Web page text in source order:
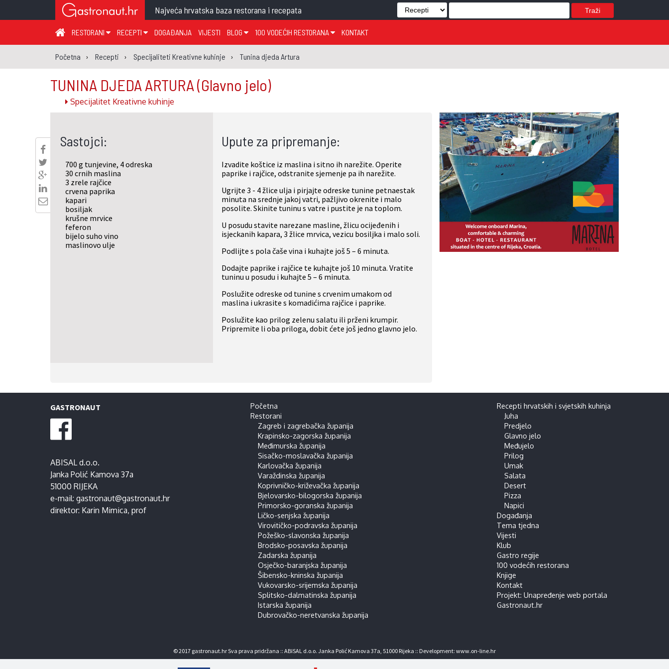
Najveća hrvatska baza restorana i recepata Traži
RESTORANI
ZAGREB I ZAGREBAČKA ŽUPANIJA
KRAPINSKO-ZAGORSKA ŽUPANIJA
MEĐIMURSKA ŽUPANIJA
SISAČKO-MOSLAVAČKA ŽUPANIJA
KARLOVAČKA ŽUPANIJA
VARAŽDINSKA ŽUPANIJA
KOPRIVNIČKO-KRIŽEVAČKA ŽUPANIJA
VIROVITIČKO-PODRAVSKA ŽUPANIJA
POŽEŠKO-SLAVONSKA ŽUPANIJA
OSJEČKO-BARANJSKA ŽUPANIJA
ŠIBENSKO-KNINSKA ŽUPANIJA
VUKOVARSKO-SRIJEMSKA ŽUPANIJA
SPLITSKO-DALMATINSKA ŽUPANIJA
ISTARSKA ŽUPANIJA
DUBROVAČKO-NERETVANSKA ŽUPANIJA
RECEPTI
JUHA
PREDJELO
GLAVNO JELO
MEĐUJELO
PRILOG
UMAK
SALATA
DOGAĐANJA VIJESTI BLOG
TEMA TJEDNA
KLUB
GASTRO REGIJE
100 VODEĆIH RESTORANA
GLASANJE
KONTAKT
Početna Recepti Specijaliteti Kreativne kuhinje Tunina djeda Artura
TUNINA DJEDA ARTURA(Glavno jelo)
Specijalitet Kreativne kuhinje
Sastojci:
700 g tunjevine, 4 odreska
30 crnih maslina
3 zrele rajčice
crvena paprika
kapari
bosiljak
krušne mrvice
feferon
bijelo suho vino
maslinovo ulje
Upute za pripremanje:
Izvadite koštice iz maslina i sitno ih narežite. Operite
paprike i rajčice, odstranite sjemenje pa ih narežite.
Ugrijte 3 - 4 žlice ulja i pirjajte odreske tunine petnaestak
minuta na srednje jakoj vatri, pažljivo okrenite i malo
posolite. Skinite tuninu s vatre i pustite je na toplom.
U posudu stavite narezane masline, žlicu ocijeđenih i
isjeckanih kapara, 3 žlice mrvica, vezicu bosiljka i malo soli.
Podlijte s pola čaše vina i kuhajte još 5 – 6 minuta.
Dodajte paprike i rajčice te kuhajte još 10 minuta. Vratite
tuninu u posudu i kuhajte 5 – 6 minuta.
Poslužite odreske od tunine s crvenim umakom od
maslina i ukrasite s komadićima rajčice i paprike.
Poslužite kao prilog zelenu salatu ili prženi krumpir.
Pripremite li oba priloga, dobit ćete još jedno glavno jelo.
GASTRONAUT
ABISAL d.o.o.
Janka Polić Kamova 37a
51000 RIJEKA
e-mail: gastronaut@gastronaut.hr
direktor: Karin Mimica, prof
Početna
Restorani
Zagreb i zagrebačka županija
Krapinsko-zagorska županija
Međimurska županija
Sisačko-moslavačka županija
Karlovačka županija
Varaždinska županija
Koprivničko-križevačka županija
Bjelovarsko-bilogorska županija
Primorsko-goranska županija
Ličko-senjska županija
Virovitičko-podravska županija
Požeško-slavonska županija
Brodsko-posavska županija
Zadarska županija
Osječko-baranjska županija
Šibensko-kninska županija
Vukovarsko-srijemska županija
Splitsko-dalmatinska županija
Istarska županija
Dubrovačko-neretvanska županija
Recepti hrvatskih i svjetskih kuhinja
Juha
Predjelo
Glavno jelo
Međujelo
Prilog
Umak
Salata
Desert
Pizza
Napici
Događanja
Tema tjedna
Vijesti
Klub
Gastro regije
100 vodećih restorana
Knjige
Kontakt
Projekt: Unapređenje web portala
Gastronaut.hr
© 2017 gastronaut.hr Sva prava pridržana :: ABISAL d.o.o. Janka Polić Kamova 37a, 51000 Rijeka :: Development: www.on-line.hr